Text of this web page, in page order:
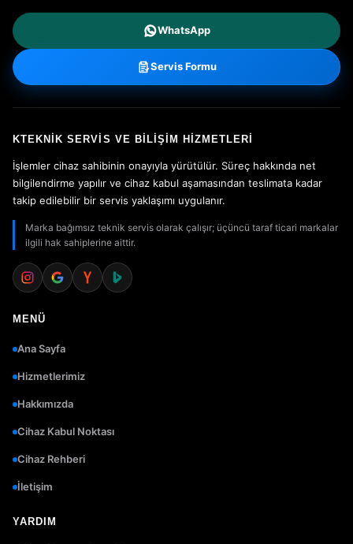
WhatsApp
Servis Formu
KTEKNIK SERVIS VE BILIŞIM HIZMETLERI
İşlemler cihaz sahibinin onayıyla yürütülür. Süreç hakkında net
bilgilendirme yapılır ve cihaz kabul aşamasından teslimata kadar
takip edilebilir bir servis yaklaşımı uygulanır.
Marka bağımsız teknik servis olarak çalışır; üçüncü taraf ticari markalar
ilgili hak sahiplerine aittir.
MENÜ
Ana Sayfa
Hizmetlerimiz
Hakkımızda
Cihaz Kabul Noktası
Cihaz Rehberi
İletişim
YARDIM